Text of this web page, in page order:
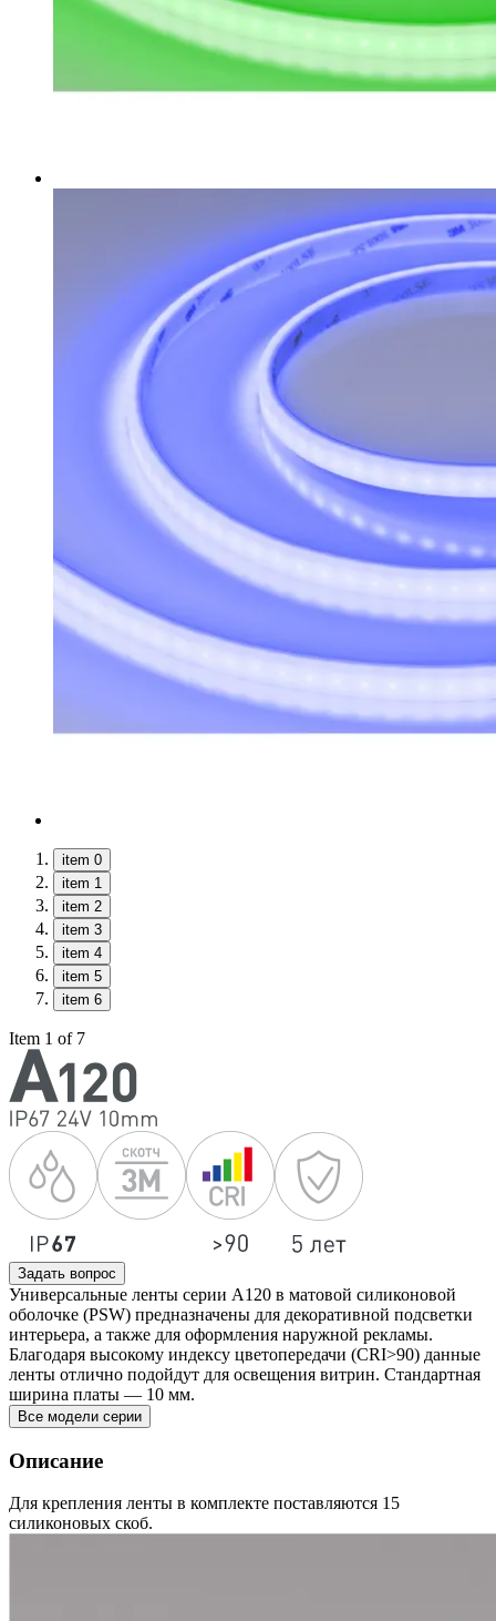
item 0
item 1
item 2
item 3
item 4
item 5
item 6
Item 1 of 7
Задать вопрос
Универсальные ленты серии А120 в матовой силиконовой
оболочке (PSW) предназначены для декоративной подсветки
интерьера, а также для оформления наружной рекламы.
Благодаря высокому индексу цветопередачи (CRI>90) данные
ленты отлично подойдут для освещения витрин. Стандартная
ширина платы — 10 мм.
Все модели серии
Описание
Для крепления ленты в комплекте поставляются 15
силиконовых скоб.